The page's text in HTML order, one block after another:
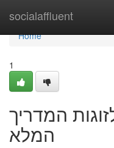
socialaffluent
Home
Home
1
המדריך
המלא